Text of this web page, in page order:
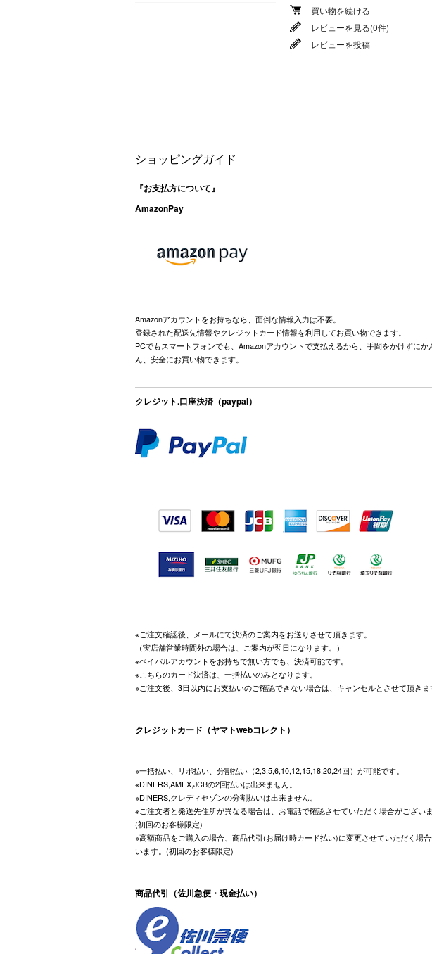
買い物を続ける
レビューを見る(0件)
レビューを投稿
ショッピングガイド
『お支払方について』
AmazonPay
Amazonアカウントをお持ちなら、面倒な情報入力は不要。
登録された配送先情報やクレジットカード情報を利用してお買い物できます。
PCでもスマートフォンでも、Amazonアカウントで支払えるから、手間をかけずにか
ん、安全にお買い物できます。
クレジット.口座決済（paypal）
※ご注文確認後、メールにて決済のご案内をお送りさせて頂きます。
（実店舗営業時間外の場合は、ご案内が翌日になります。）
※ペイパルアカウントをお持ちで無い方でも、決済可能です。
※こちらのカード決済は、一括払いのみとなります。
※ご注文後、3日以内にお支払いのご確認できない場合は、キャンセルとさせて頂きま
クレジットカード（ヤマトwebコレクト）
※一括払い、リボ払い、分割払い（2,3,5,6,10,12,15,18,20,24回）が可能です。
※DINERS,AMEX,JCBの2回払いは出来ません。
※DINERS,クレディセゾンの分割払いは出来ません。
※ご注文者と発送先住所が異なる場合は、お電話で確認させていただく場合がございま
(初回のお客様限定)
※高額商品をご購入の場合、商品代引(お届け時カード払い)に変更させていただく場
います。(初回のお客様限定)
商品代引（佐川急便・現金払い）